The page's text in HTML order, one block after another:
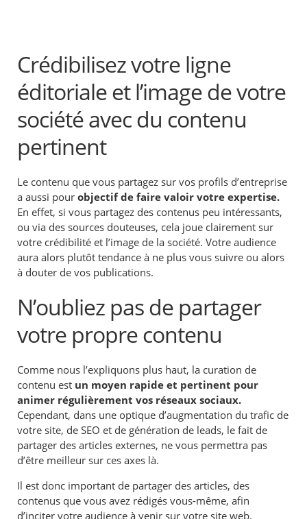
Crédibilisez votre ligne
éditoriale et l’image de votre
société avec du contenu
pertinent
Le contenu que vous partagez sur vos profils d’entreprise
a aussi pourobjectif de faire valoir votre expertise.
En effet, si vous partagez des contenus peu intéressants,
ou via des sources douteuses, cela joue clairement sur
votre crédibilité et l’image de la société. Votre audience
aura alors plutôt tendance à ne plus vous suivre ou alors
à douter de vos publications.
N’oubliez pas de partager
votre propre contenu
Comme nous l’expliquons plus haut, la curation de
contenu est un moyen rapide et pertinent pour
animer régulièrement vos réseaux sociaux.
Cependant, dans une optique d’augmentation du trafic de
votre site, de SEO et de génération de leads, le fait de
partager des articles externes, ne vous permettra pas
d’être meilleur sur ces axes là.
Il est donc important de partager des articles, des
contenus que vous avez rédigés vous-même, afin
d’inciter votre audience à venir sur votre site web.